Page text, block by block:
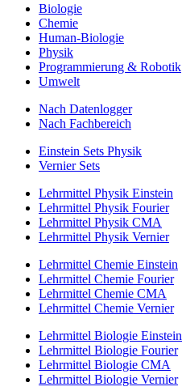
Biologie
Chemie
Human-Biologie
Physik
Programmierung & Robotik
Umwelt
Nach Datenlogger
Nach Fachbereich
Einstein Sets Physik
Vernier Sets
Lehrmittel Physik Einstein
Lehrmittel Physik Fourier
Lehrmittel Physik CMA
Lehrmittel Physik Vernier
Lehrmittel Chemie Einstein
Lehrmittel Chemie Fourier
Lehrmittel Chemie CMA
Lehrmittel Chemie Vernier
Lehrmittel Biologie Einstein
Lehrmittel Biologie Fourier
Lehrmittel Biologie CMA
Lehrmittel Biologie Vernier